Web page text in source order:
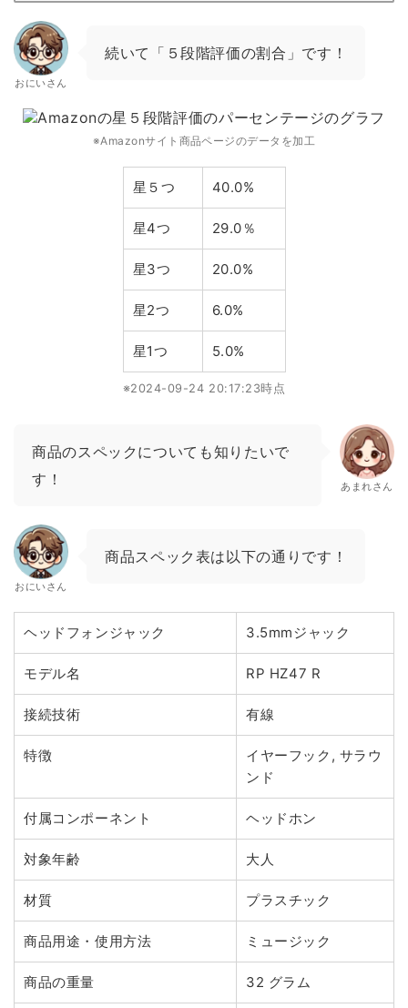
おにいさん
続いて「５段階評価の割合」です！
※Amazonサイト商品ページのデータを加工
星５つ 40.0%
星4つ 29.0％
星3つ 20.0%
星2つ 6.0%
星1つ 5.0%
※2024-09-24 20:17:23時点
商品のスペックについても知りたいで
す！
あまれさん
おにいさん
商品スペック表は以下の通りです！
ヘッドフォンジャック 3.5mmジャック
モデル名 RP HZ47 R
接続技術 有線
特徴
イヤーフック, サラウ
ンド
付属コンポーネント ヘッドホン
対象年齢 大人
材質 プラスチック
商品用途・使用方法 ミュージック
商品の重量 32 グラム